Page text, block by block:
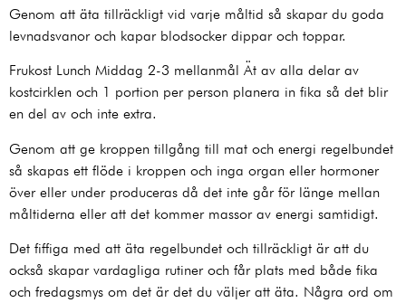
Genom att äta tillräckligt vid varje måltid så skapar du goda
levnadsvanor och kapar blodsocker dippar och toppar.
Frukost Lunch Middag 2-3 mellanmål Ät av alla delar av
kostcirklen och 1 portion per person planera in fika så det blir
en del av och inte extra.
Genom att ge kroppen tillgång till mat och energi regelbundet
så skapas ett flöde i kroppen och inga organ eller hormoner
över eller under produceras då det inte går för länge mellan
måltiderna eller att det kommer massor av energi samtidigt.
Det fiffiga med att äta regelbundet och tillräckligt är att du
också skapar vardagliga rutiner och får plats med både fika
och fredagsmys om det är det du väljer att äta. Några ord om